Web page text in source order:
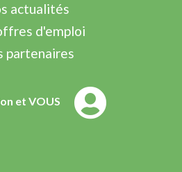
actualités
d'emploi
partenaires
et VOUS